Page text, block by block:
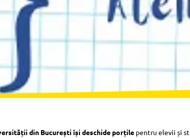
din București își deschide porțile pentru elevii și